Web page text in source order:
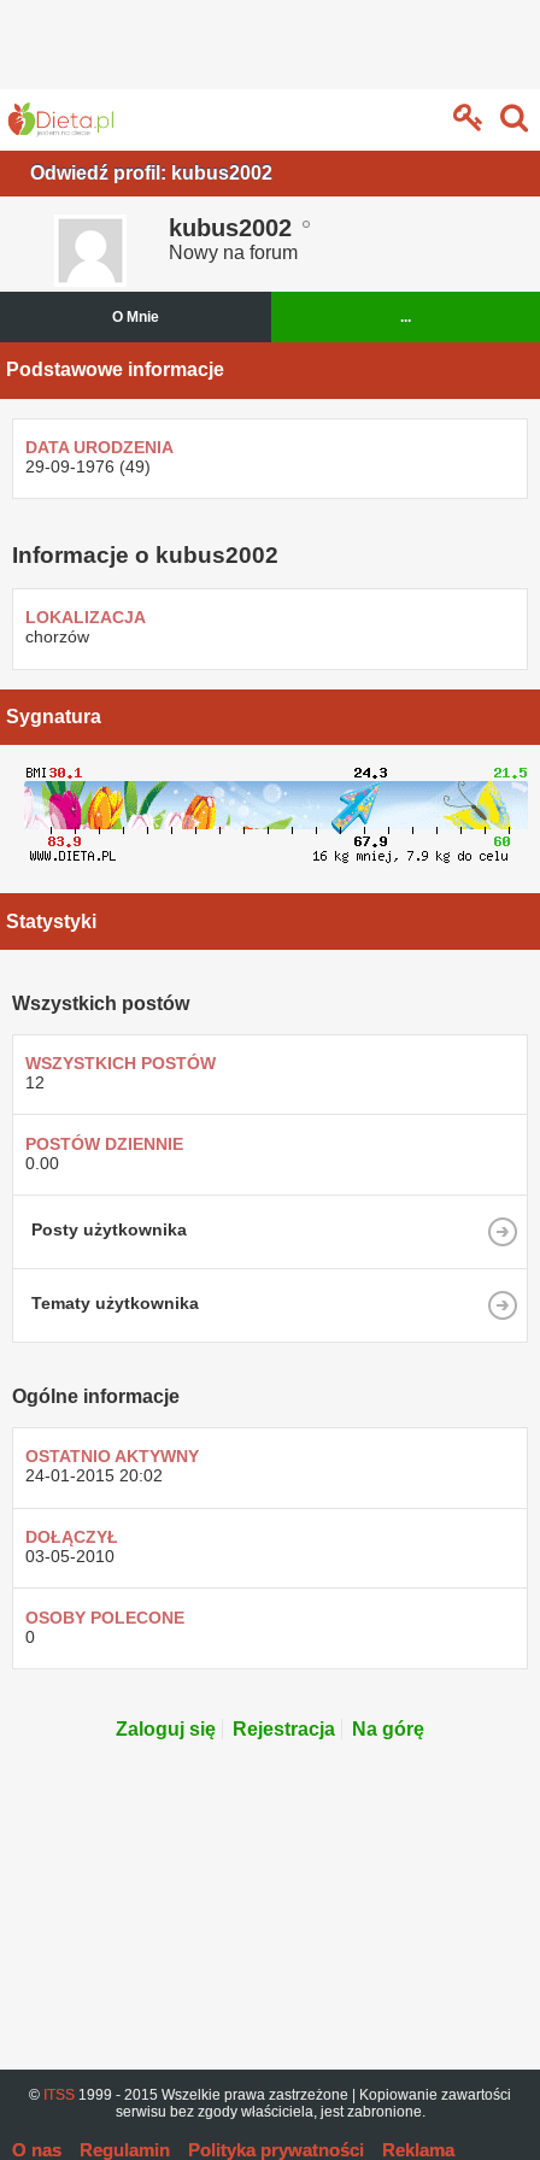
Odwiedź profil: kubus2002
kubus2002
Nowy na forum
O Mnie ...
Podstawowe informacje
DATA URODZENIA
29-09-1976 (49)
Informacje o kubus2002
LOKALIZACJA
chorzów
Sygnatura
Statystyki
Wszystkich postów
WSZYSTKICH POSTÓW
12
POSTÓW DZIENNIE
0.00
Posty użytkownika
Tematy użytkownika
Ogólne informacje
OSTATNIO AKTYWNY
24-01-2015 20:02
DOŁĄCZYŁ
03-05-2010
OSOBY POLECONE
0
Zaloguj się Rejestracja Na górę
© ITSS 1999 - 2015 Wszelkie prawa zastrzeżone | Kopiowanie zawartości
serwisu bez zgody właściciela, jest zabronione.
O nas Regulamin Polityka prywatności Reklama